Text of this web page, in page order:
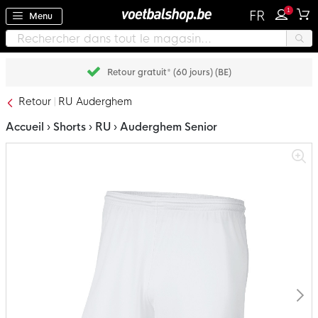
Menu FR 1
Retour gratuit* (60 jours) (BE)
Retour RU Auderghem
Accueil › Shorts › RU › Auderghem Senior